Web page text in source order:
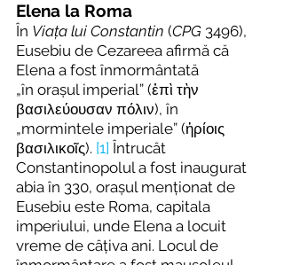
Elena la Roma
În Viața lui Constantin (CPG 3496),
Eusebiu de Cezareea afirmă că
Elena a fost înmormântată
„în orașul imperial” (ἐπὶ τὴν
βασιλεύουσαν πόλιν), în
„mormintele imperiale” (ἠρίοις
βασιλικοῖς). [1] Întrucât
Constantinopolul a fost inaugurat
abia în 330, orașul menționat de
Eusebiu este Roma, capitala
imperiului, unde Elena a locuit
vreme de câțiva ani. Locul de